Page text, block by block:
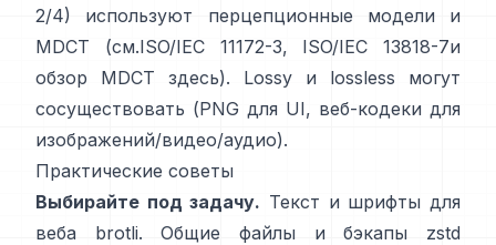
2/4) используют перцепционные модели и
MDCT (см.ISO/IEC 11172-3, ISO/IEC 13818-7и
обзор MDCT
здесь). Lossy и lossless могут
сосуществовать (PNG для UI, веб-кодеки для
изображений/видео/аудио).
Практические советы
Выбирайте под задачу. Текст и шрифты для
веба
brotli. Общие файлы и бэкапы
zstd